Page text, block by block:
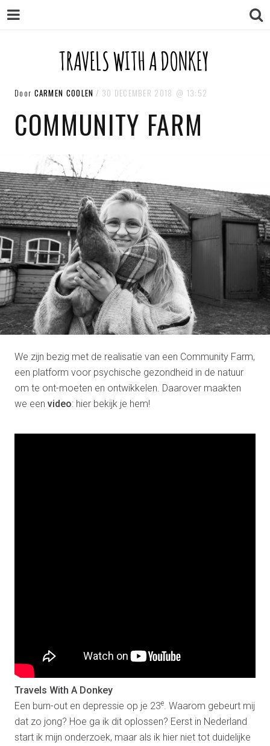
TRAVELS WITH A DONKEY
Door CARMEN COOLEN 30 DECEMBER 2018 13:52
COMMUNITY FARM
We zijn bezig met de realisatie van een Community Farm,
een platform voor psychische gezondheid in de natuur
om te ont-moeten en ontwikkelen. Daarover maakten
we een video: hier bekijk je hem!
Travels With A Donkey
Een burn-out en depressie op je 23e. Waarom gebeurt mij
dat zo jong? Hoe ga ik dit oplossen? Eerst in Nederland
start ik mijn onderzoek, maar als ik hier niet tot duidelijke
TRAVELS WITH A DONKEY